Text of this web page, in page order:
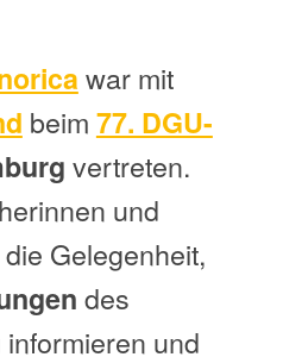
war mit
beim 77. DGU-
vertreten.
und
Gelegenheit,
des
und